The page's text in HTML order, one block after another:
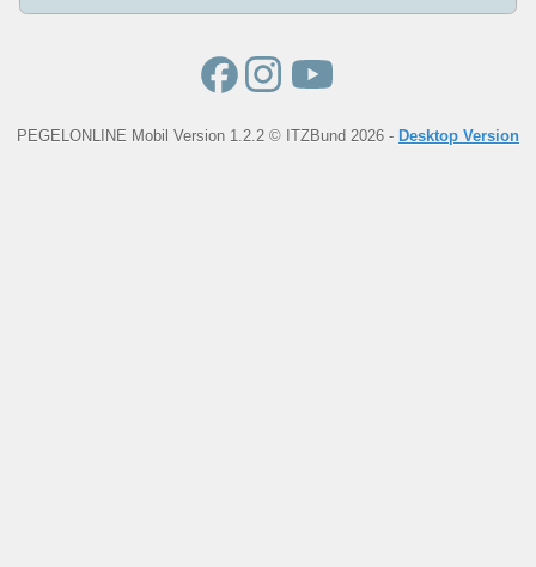
PEGELONLINE Mobil Version 1.2.2 © ITZBund 2026 - Desktop Version